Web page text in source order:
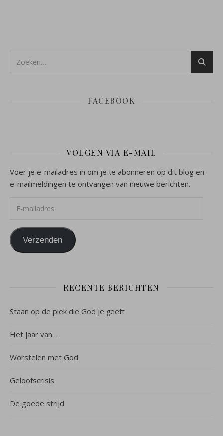
FACEBOOK
VOLGEN VIA E-MAIL
Voer je e-mailadres in om je te abonneren op dit blog en
e-mailmeldingen te ontvangen van nieuwe berichten.
Verzenden
RECENTE BERICHTEN
Staan op de plek die God je geeft
Het jaar van…
Worstelen met God
Geloofscrisis
De goede strijd